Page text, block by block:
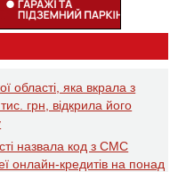
області, яка вкрала з
грн, відкрила його
назвала код з СМС
онлайн-кредитів на понад